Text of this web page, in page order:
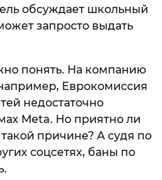
обсуждает школьный
запросто выдать
понять. На компанию
Еврокомиссия
недостаточно
Meta. Но приятно ли
причине? А судя по
соцсетях, баны по